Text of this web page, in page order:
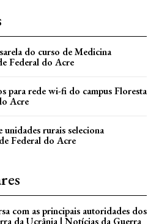
do curso de Medicina
Federal do Acre
para rede wi-fi do campus Floresta
Acre
rurais seleciona
Federal do Acre
com as principais autoridades dos
da Ucrânia | Notícias da Guerra